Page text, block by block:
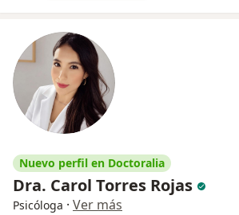
Nuevo perfil en Doctoralia
Dra. Carol Torres Rojas
Psicóloga · Ver más